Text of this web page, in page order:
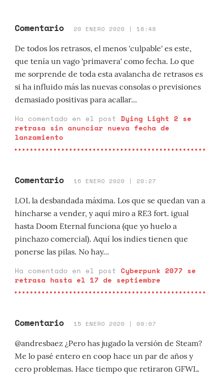
Comentario 20 ENERO 2020 | 18:48
De todos los retrasos, el menos 'culpable' es este,
que tenía un vago 'primavera' como fecha. Lo que
me sorprende de toda esta avalancha de retrasos es
si ha influido más las nuevas consolas o previsiones
demasiado positivas para acallar...
Ha comentado en el post Dying Light 2 se
retrasa sin anunciar nueva fecha de
lanzamiento
Comentario 16 ENERO 2020 | 20:27
LOL la desbandada máxima. Los que se quedan van a
hincharse a vender, y aquí miro a RE3 fort. igual
hasta Doom Eternal funciona (que yo huelo a
pinchazo comercial). Aquí los indies tienen que
ponerse las pilas. No hay...
Ha comentado en el post Cyberpunk 2077 se
retrasa hasta el 17 de septiembre
Comentario 15 ENERO 2020 | 09:07
@andresbaez ¿Pero has jugado la versión de Steam?
Me lo pasé entero en coop hace un par de años y
cero problemas. Hace tiempo que retiraron GFWL.